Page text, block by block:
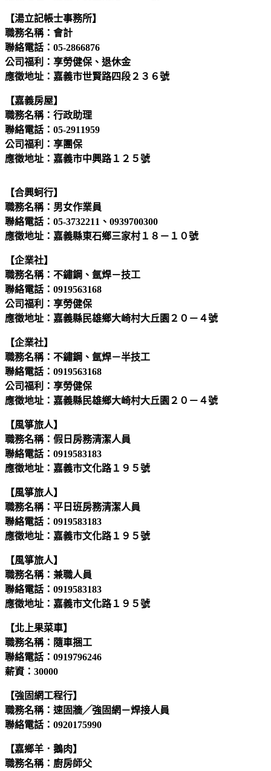
【湯立記帳士事務所】
職務名稱：會計
聯絡電話：05-2866876
公司福利：享勞健保、退休金
應徵地址：嘉義市世賢路四段２３６號
【嘉義房屋】
職務名稱：行政助理
聯絡電話：05-2911959
公司福利：享團保
應徵地址：嘉義市中興路１２５號
【合興蚵行】
職務名稱：男女作業員
聯絡電話：05-3732211、0939700300
應徵地址：嘉義縣東石鄉三家村１８－１０號
【企業社】
職務名稱：不鏽鋼、氬焊－技工
聯絡電話：0919563168
公司福利：享勞健保
應徵地址：嘉義縣民雄鄉大崎村大丘園２０－４號
【企業社】
職務名稱：不鏽鋼、氬焊－半技工
聯絡電話：0919563168
公司福利：享勞健保
應徵地址：嘉義縣民雄鄉大崎村大丘園２０－４號
【風箏旅人】
職務名稱：假日房務清潔人員
聯絡電話：0919583183
應徵地址：嘉義市文化路１９５號
【風箏旅人】
職務名稱：平日班房務清潔人員
聯絡電話：0919583183
應徵地址：嘉義市文化路１９５號
【風箏旅人】
職務名稱：兼職人員
聯絡電話：0919583183
應徵地址：嘉義市文化路１９５號
【北上果菜車】
職務名稱：隨車捆工
聯絡電話：0919796246
薪資：30000
【強固網工程行】
職務名稱：速固牆╱強固網－焊接人員
聯絡電話：0920175990
【嘉鄉羊．鵝肉】
職務名稱：廚房師父